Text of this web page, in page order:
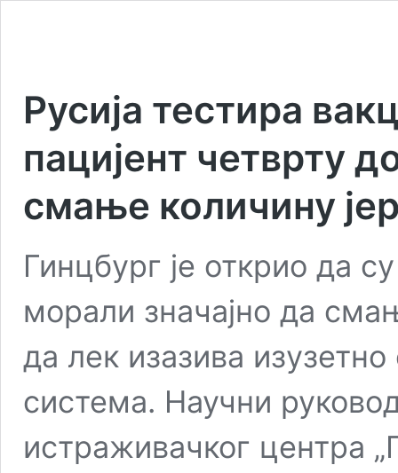
Русија тестира
пацијент четврту
смање количину
Гинцбург је открио да
морали значајно да
да лек изазива
система. Научни
истраживачког центра